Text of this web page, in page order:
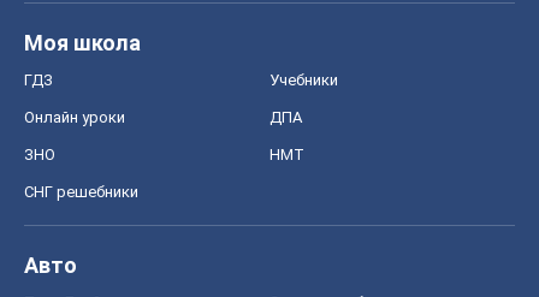
Моя школа
ГДЗ Учебники
Онлайн уроки ДПА
ЗНО НМТ
СНГ решебники
Авто